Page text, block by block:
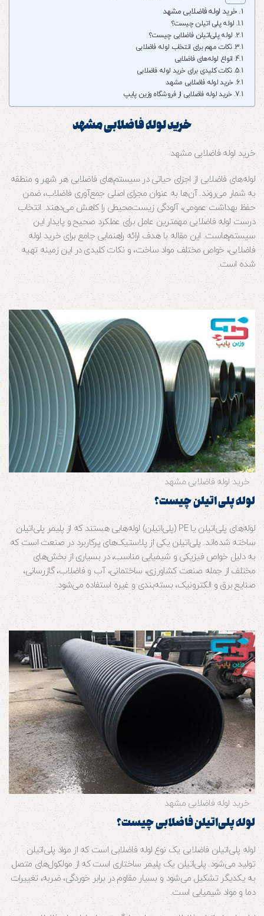
خرید لوله فاضلابی مشهد
لوله پلی اتیلن چیست؟
لوله پلی‌اتیلن فاضلابی چیست؟
نکات مهم برای انتخاب لوله فاضلابی
انواع لوله‌های فاضلابی
نکات کلیدی برای خرید لوله فاضلابی
خرید لوله فاضلابی مشهد
خرید لوله فاضلابی از فروشگاه وزین پایپ
خرید لوله فاضلابی مشهد
خرید لوله فاضلابی مشهد
لوله‌های فاضلابی از اجزای حیاتی در سیستم‌های فاضلابی هر شهر و منطقه
به شمار می‌روند. آن‌ها به عنوان مجرای اصلی جمع‌آوری فاضلاب، ضمن
حفظ بهداشت عمومی، آلودگی زیست‌محیطی را کاهش می‌دهند. انتخاب
درست لوله فاضلابی مهمترین عامل برای عملکرد صحیح و پایدار این
سیستم‌هاست. این مقاله با هدف ارائه راهنمایی جامع برای خرید لوله
فاضلابی، خواص مختلف مواد ساخت، و نکات کلیدی در این زمینه تهیه
شده است.
خرید لوله فاضلابی مشهد
لوله پلی اتیلن چیست؟
لوله‌های پلی‌اتیلن یا PE (پلی‌اتیلن) لوله‌هایی هستند که از پلیمر پلی‌اتیلن
ساخته شده‌اند. پلی‌اتیلن یکی از پلاستیک‌های پرکاربرد در صنعت است که
به دلیل خواص فیزیکی و شیمیایی مناسب، در بسیاری از بخش‌های
مختلف از جمله صنعت کشاورزی، ساختمانی، آب و فاضلاب، گازرسانی،
صنایع برق و الکترونیک، بسته‌بندی و غیره استفاده می‌شود.
خرید لوله فاضلابی مشهد
لوله پلی‌اتیلن فاضلابی چیست؟
لوله پلی‌اتیلن فاضلابی یک نوع لوله فاضلابی است که از مواد پلی‌اتیلن
تولید می‌شود. پلی‌اتیلن یک پلیمر ساختاری است که از مولکول‌های متصل
به یکدیگر تشکیل می‌شود و بسیار مقاوم در برابر خوردگی، ضربه، تغییرات
دما و مواد شیمیایی است.